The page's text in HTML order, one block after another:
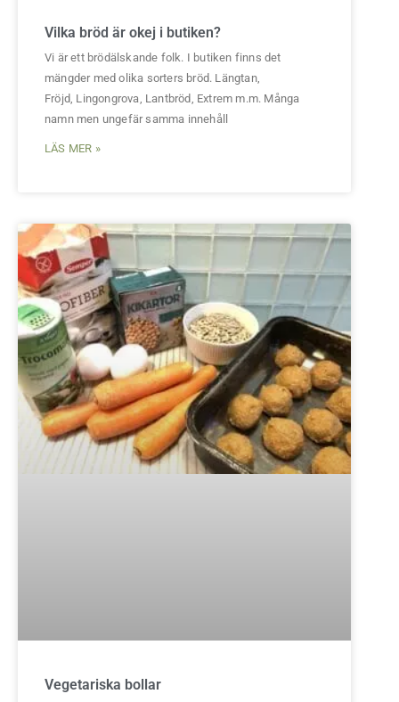
Vilka bröd är okej i butiken?
Vi är ett brödälskande folk. I butiken finns det
mängder med olika sorters bröd. Längtan,
Fröjd, Lingongrova, Lantbröd, Extrem m.m. Många
namn men ungefär samma innehåll
LÄS MER »
Vegetariska bollar